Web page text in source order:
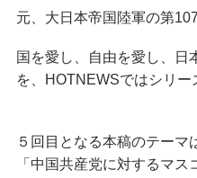
元、大日本帝国陸軍の第
国を愛し、自由を愛し、日
を、HOTNEWSではシリー
５回目となる本稿のテーマ
「中国共産党に対するマス